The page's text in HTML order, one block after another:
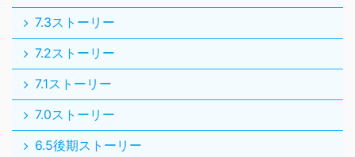
7.3ストーリー
7.2ストーリー
7.1ストーリー
7.0ストーリー
6.5後期ストーリー